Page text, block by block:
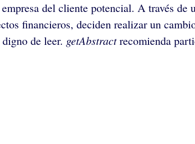
del cliente potencial. A través
financieros, deciden realizar un
de leer. getAbstractrecomienda